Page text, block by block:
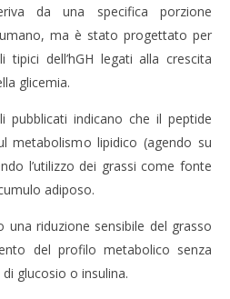
VIEWING
ACCELERA IL
da una specifica porzione
umano, ma è stato progettato per
dell’hGH legati alla crescita
glicemia.
pubblicati indicano che il peptide
metabolismo lipidico (agendo su
l’utilizzo dei grassi come fonte
adiposo.
riduzione sensibile del grasso
del profilo metabolico senza
glucosio o insulina.